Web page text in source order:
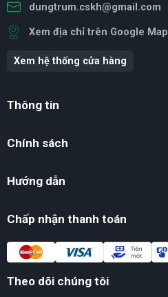
dungtrum.cskh@gmail.com
Xem địa chỉ trên Google Map
Xem hệ thống cửa hàng
Thông tin
Chính sách
Hướng dẫn
Chấp nhận thanh toán
Theo dõi chúng tôi